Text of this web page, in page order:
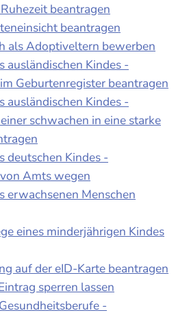
beantragen
beantragen
als Adoptiveltern bewerben
ausländischen Kindes -
Geburtenregister beantragen
ausländischen Kindes -
schwachen in eine starke
deutschen Kindes -
Amts wegen
erwachsenen Menschen
eines minderjährigen Kindes
auf der eID-Karte beantragen
sperren lassen
-